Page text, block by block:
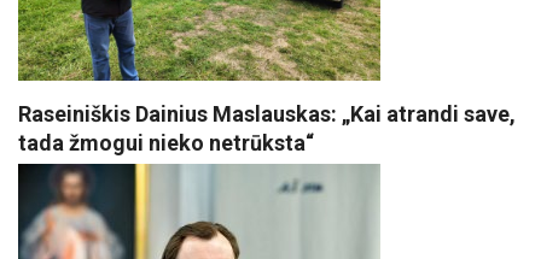
Raseiniškis Dainius Maslauskas: „Kai atrandi save,
tada žmogui nieko netrūksta“